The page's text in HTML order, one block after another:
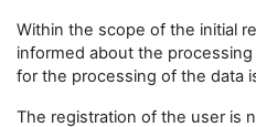
Within the scope of the initial
informed about the
for the processing of the data
The registration of the user is